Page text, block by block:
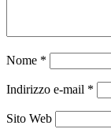
Nome *
Indirizzo e-mail *
Sito Web